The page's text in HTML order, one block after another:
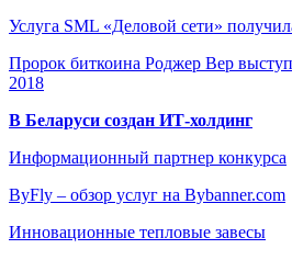
Услуга SML «Деловой сети»
Пророк биткоина Роджер Вер
2018
В Беларуси создан ИТ-холдинг
Информационный партнер конкурса
ByFly – обзор услуг на Bybanner.com
Инновационные тепловые завесы